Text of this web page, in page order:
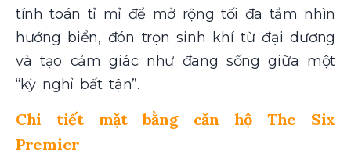
tính toán tỉ mỉ để mở rộng tối đa tầm nhìn
hướng biển, đón trọn sinh khí từ đại dương
và tạo cảm giác như đang sống giữa một
“kỳ nghỉ bất tận”.
Chi tiết mặt bằng căn hộ The Six
Premier